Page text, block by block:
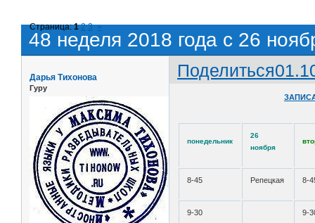
48 неделя 2018 года с 26
Страница:1 2 3 »
Поделиться
Дарья Тихонова
Гуру
понедельник
26
ноября
8-45 Репецкая 8-
9-30 9-